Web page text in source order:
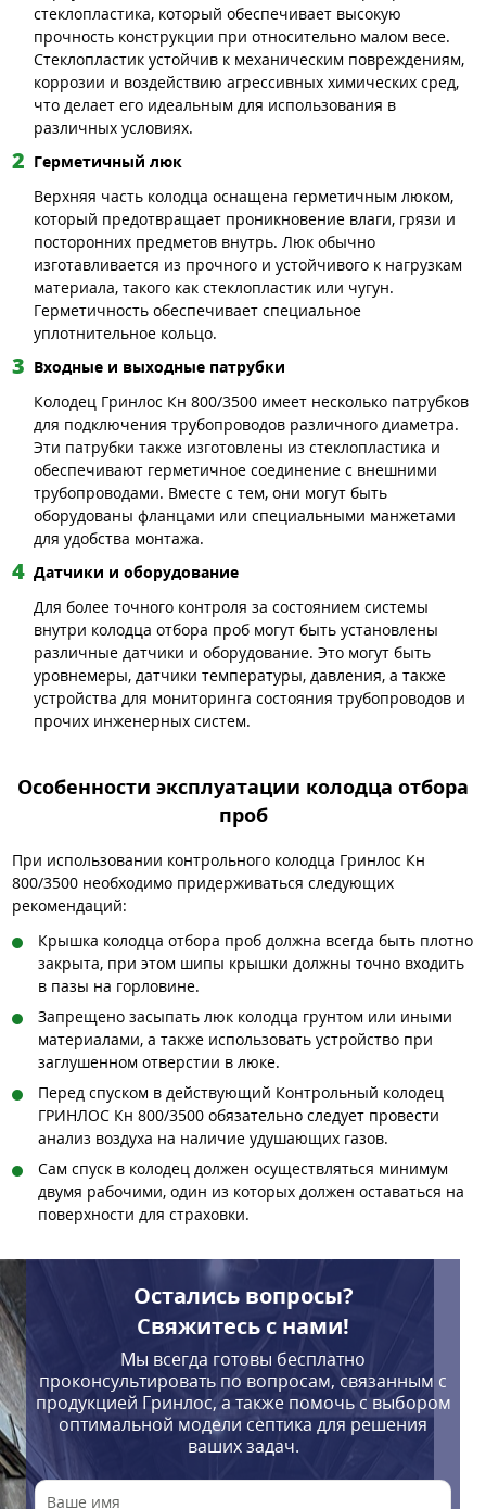
стеклопластика, который обеспечивает высокую
прочность конструкции при относительно малом весе.
Стеклопластик устойчив к механическим повреждениям,
коррозии и воздействию агрессивных химических сред,
что делает его идеальным для использования в
различных условиях.
Герметичный люк
Верхняя часть колодца оснащена герметичным люком,
который предотвращает проникновение влаги, грязи и
посторонних предметов внутрь. Люк обычно
изготавливается из прочного и устойчивого к нагрузкам
материала, такого как стеклопластик или чугун.
Герметичность обеспечивает специальное
уплотнительное кольцо.
Входные и выходные патрубки
Колодец Гринлос Кн 800/3500 имеет несколько патрубков
для подключения трубопроводов различного диаметра.
Эти патрубки также изготовлены из стеклопластика и
обеспечивают герметичное соединение с внешними
трубопроводами. Вместе с тем, они могут быть
оборудованы фланцами или специальными манжетами
для удобства монтажа.
Датчики и оборудование
Для более точного контроля за состоянием системы
внутри колодца отбора проб могут быть установлены
различные датчики и оборудование. Это могут быть
уровнемеры, датчики температуры, давления, а также
устройства для мониторинга состояния трубопроводов и
прочих инженерных систем.
Особенности эксплуатации колодца отбора
проб
При использовании контрольного колодца Гринлос Кн
800/3500 необходимо придерживаться следующих
рекомендаций:
Крышка колодца отбора проб должна всегда быть плотно
закрыта, при этом шипы крышки должны точно входить
в пазы на горловине.
Запрещено засыпать люк колодца грунтом или иными
материалами, а также использовать устройство при
заглушенном отверстии в люке.
Перед спуском в действующий Контрольный колодец
ГРИНЛОС Кн 800/3500 обязательно следует провести
анализ воздуха на наличие удушающих газов.
Сам спуск в колодец должен осуществляться минимум
двумя рабочими, один из которых должен оставаться на
поверхности для страховки.
Остались вопросы?
Свяжитесь с нами!
Мы всегда готовы бесплатно
проконсультировать по вопросам, связанным с
продукцией Гринлос, а также помочь с выбором
оптимальной модели септика для решения
ваших задач.